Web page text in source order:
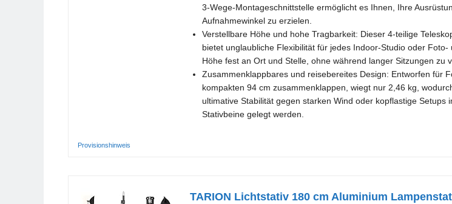
3-Wege-Montageschnittstelle ermöglicht es Ihnen, Ihre
Aufnahmewinkel zu erzielen.
Verstellbare Höhe und hohe Tragbarkeit: Dieser 4-teilige
bietet unglaubliche Flexibilität für jedes Indoor-Studio oder
Höhe fest an Ort und Stelle, ohne während langer Sitzungen zu
Zusammenklappbares und reisebereites Design: Entworfen für
kompakten 94 cm zusammenklappen, wiegt nur 2,46 kg,
ultimative Stabilität gegen starken Wind oder kopflastige
Stativbeine gelegt werden.
Provisionshinweis
TARION Lichtstativ 180 cm Aluminium